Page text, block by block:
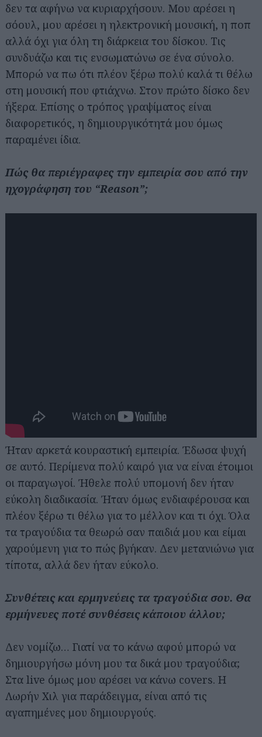
δεν τα αφήνω να κυριαρχήσουν. Μου αρέσει η
σόουλ, μου αρέσει η ηλεκτρονική μουσική, η ποπ
αλλά όχι για όλη τη διάρκεια του δίσκου. Τις
συνδυάζω και τις ενσωματώνω σε ένα σύνολο.
Μπορώ να πω ότι πλέον ξέρω πολύ καλά τι θέλω
στη μουσική που φτιάχνω. Στον πρώτο δίσκο δεν
ήξερα. Επίσης ο τρόπος γραψίματος είναι
διαφορετικός, η δημιουργικότητά μου όμως
παραμένει ίδια.
Πώς θα περιέγραφες την εμπειρία σου από την
ηχογράφηση του “Reason”;
Ήταν αρκετά κουραστική εμπειρία. Έδωσα ψυχή
σε αυτό. Περίμενα πολύ καιρό για να είναι έτοιμοι
οι παραγωγοί. Ήθελε πολύ υπομονή δεν ήταν
εύκολη διαδικασία. Ήταν όμως ενδιαφέρουσα και
πλέον ξέρω τι θέλω για το μέλλον και τι όχι. Όλα
τα τραγούδια τα θεωρώ σαν παιδιά μου και είμαι
χαρούμενη για το πώς βγήκαν. Δεν μετανιώνω για
τίποτα, αλλά δεν ήταν εύκολο.
Συνθέτεις και ερμηνεύεις τα τραγούδια σου. Θα
ερμήνευες ποτέ συνθέσεις κάποιου άλλου;
Δεν νομίζω… Γιατί να το κάνω αφού μπορώ να
δημιουργήσω μόνη μου τα δικά μου τραγούδια;
Στα live όμως μου αρέσει να κάνω covers. H
Λωρήν Χιλ για παράδειγμα, είναι από τις
αγαπημένες μου δημιουργούς.